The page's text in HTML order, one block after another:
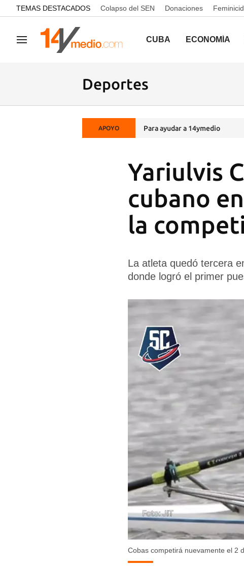
common.go-to-content
TEMAS DESTACADOS Colapso del SEN Donaciones
Navegación CUBA ECONOMÍA
Deportes
APOYO Para ayudar a 14ymedio
Yariulvis
cubano
la
La atleta quedó tercera
donde logró el primer
Cobas competirá nuevamente el 2